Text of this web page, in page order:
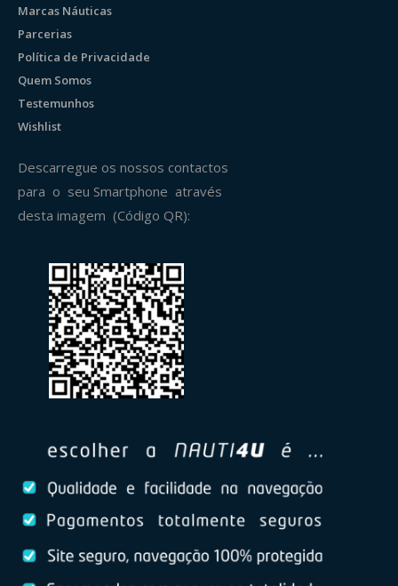
Marcas Náuticas
Parcerias
Política de Privacidade
Quem Somos
Testemunhos
Wishlist
Descarregue os nossos contactos
para o seu Smartphone através
desta imagem (Código QR):